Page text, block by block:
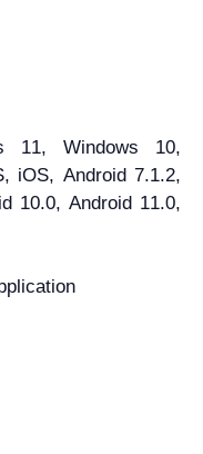
11, Windows 10,
iOS, Android 7.1.2,
10.0, Android 11.0,